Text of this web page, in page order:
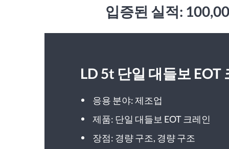
입증된 실적:
LD 5t 단일 대들보 EOT
응용 분야: 제조업
제품: 단일 대들보 EOT 크레인
장점: 경량 구조, 경량 구조